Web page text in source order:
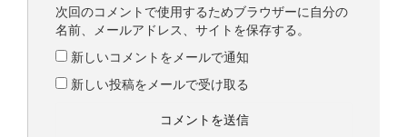
次回のコメントで使用するためブラウザーに自分の
名前、メールアドレス、サイトを保存する。
新しいコメントをメールで通知
新しい投稿をメールで受け取る